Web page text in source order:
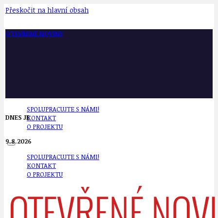
Přeskočit na hlavní obsah
OTEVŘENÉ NOVINY
SPOLUPRACUJTE S NÁMI!
KONTAKT
O PROJEKTU
SPOLUPRACUJTE S NÁMI!
KONTAKT
O PROJEKTU
DNES JE
9.8.2026